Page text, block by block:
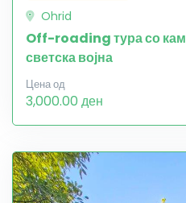
Ohrid
Off-roading тура со
светска војна
Цена од
3,000.00 ден